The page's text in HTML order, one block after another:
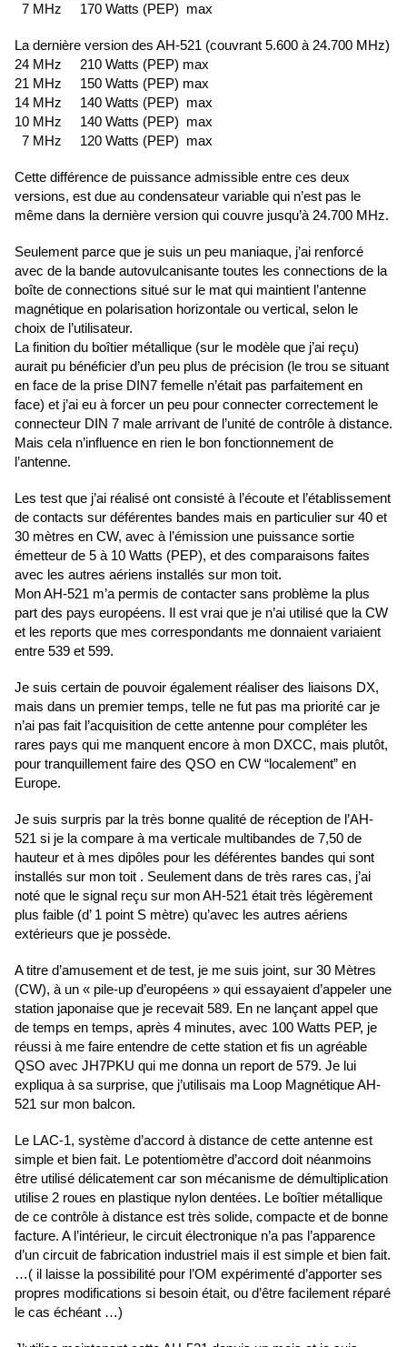
7 MHz 170 Watts (PEP) max
La dernière version des AH-521 (couvrant 5.600 à 24.700 MHz)
24 MHz 210 Watts (PEP) max
21 MHz 150 Watts (PEP) max
14 MHz 140 Watts (PEP) max
10 MHz 140 Watts (PEP) max
7 MHz 120 Watts (PEP) max
Cette différence de puissance admissible entre ces deux
versions, est due au condensateur variable qui n’est pas le
même dans la dernière version qui couvre jusqu’à 24.700 MHz.
Seulement parce que je suis un peu maniaque, j’ai renforcé
avec de la bande autovulcanisante toutes les connections de la
boîte de connections situé sur le mat qui maintient l’antenne
magnétique en polarisation horizontale ou vertical, selon le
choix de l’utilisateur.
La finition du boîtier métallique (sur le modèle que j’ai reçu)
aurait pu bénéficier d’un peu plus de précision (le trou se situant
en face de la prise DIN7 femelle n’était pas parfaitement en
face) et j’ai eu à forcer un peu pour connecter correctement le
connecteur DIN 7 male arrivant de l’unité de contrôle à distance.
Mais cela n’influence en rien le bon fonctionnement de
l’antenne.
Les test que j’ai réalisé ont consisté à l’écoute et l’établissement
de contacts sur déférentes bandes mais en particulier sur 40 et
30 mètres en CW, avec à l’émission une puissance sortie
émetteur de 5 à 10 Watts (PEP), et des comparaisons faites
avec les autres aériens installés sur mon toit.
Mon AH-521 m’a permis de contacter sans problème la plus
part des pays européens. Il est vrai que je n’ai utilisé que la CW
et les reports que mes correspondants me donnaient variaient
entre 539 et 599.
Je suis certain de pouvoir également réaliser des liaisons DX,
mais dans un premier temps, telle ne fut pas ma priorité car je
n’ai pas fait l’acquisition de cette antenne pour compléter les
rares pays qui me manquent encore à mon DXCC, mais plutôt,
pour tranquillement faire des QSO en CW “localement” en
Europe.
Je suis surpris par la très bonne qualité de réception de l’AH-
521 si je la compare à ma verticale multibandes de 7,50 de
hauteur et à mes dipôles pour les déférentes bandes qui sont
installés sur mon toit . Seulement dans de très rares cas, j’ai
noté que le signal reçu sur mon AH-521 était très légèrement
plus faible (d’ 1 point S mètre) qu’avec les autres aériens
extérieurs que je possède.
A titre d’amusement et de test, je me suis joint, sur 30 Mètres
(CW), à un « pile-up d’européens » qui essayaient d’appeler une
station japonaise que je recevait 589. En ne lançant appel que
de temps en temps, après 4 minutes, avec 100 Watts PEP, je
réussi à me faire entendre de cette station et fis un agréable
QSO avec JH7PKU qui me donna un report de 579. Je lui
expliqua à sa surprise, que j’utilisais ma Loop Magnétique AH-
521 sur mon balcon.
Le LAC-1, système d’accord à distance de cette antenne est
simple et bien fait. Le potentiomètre d’accord doit néanmoins
être utilisé délicatement car son mécanisme de démultiplication
utilise 2 roues en plastique nylon dentées. Le boîtier métallique
de ce contrôle à distance est très solide, compacte et de bonne
facture. A l’intérieur, le circuit électronique n’a pas l’apparence
d’un circuit de fabrication industriel mais il est simple et bien fait.
…( il laisse la possibilité pour l’OM expérimenté d’apporter ses
propres modifications si besoin était, ou d’être facilement réparé
le cas échéant …)